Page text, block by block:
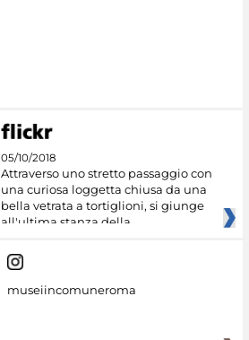
05/10/2018
Attraverso uno stretto passaggio con
una curiosa loggetta chiusa da una
bella vetrata a tortiglioni, si giunge
all'ultima stanza della
museiincomuneroma